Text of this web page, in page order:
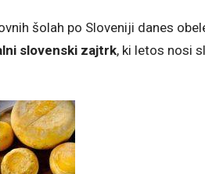
šolah po Sloveniji danes
slovenski zajtrk, ki letos nosi